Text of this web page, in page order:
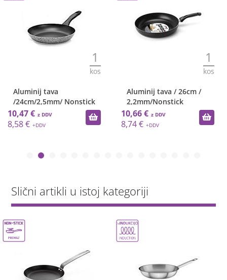
1
kos
Aluminij tava
/24cm/2,5mm/ Nonstick
10,47 €
8,58 €
1
kos
Aluminij tava / 26cm /
2,2mm/Nonstick
10,66 €
8,74 €
Slični artikli u istoj kategoriji